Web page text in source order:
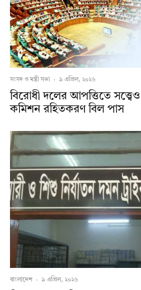
সংসদ ও মন্ত্রী সভা · ৯ এপ্রিল, ২০২৬
বিরোধী দলের আপত্তিতে সত্ত্বেও
কমিশন রহিতকরণ বিল পাস
বাংলাদেশ · ৯ এপ্রিল, ২০২৬